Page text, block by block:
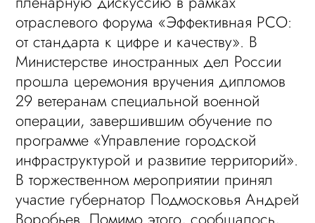
отраслевого форума «Эффективная РСО:
от стандарта к цифре и качеству». В
Министерстве иностранных дел России
прошла церемония вручения дипломов
29 ветеранам специальной военной
операции, завершившим обучение по
программе «Управление городской
инфраструктурой и развитие территорий».
В торжественном мероприятии принял
участие губернатор Подмосковья Андрей